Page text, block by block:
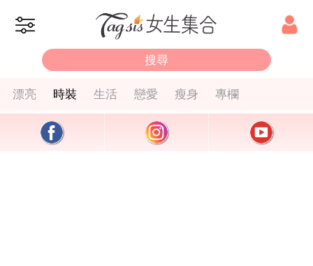
漂亮 時裝 生活 戀愛 瘦身 專欄